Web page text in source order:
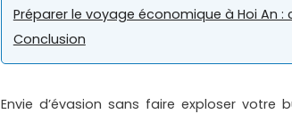
Préparer le voyage économique à Hoi An
Conclusion
Envie d’évasion sans faire exploser